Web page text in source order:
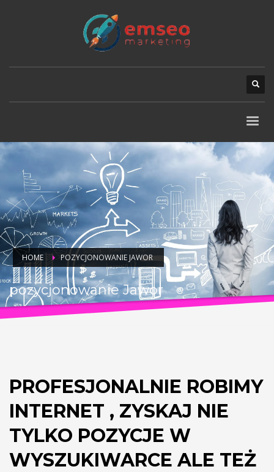
HOME POZYCJONOWANIE JAWOR
pozycjonowanie Jawor
PROFESJONALNIE ROBIMY
INTERNET , ZYSKAJ NIE
TYLKO POZYCJE W
WYSZUKIWARCE ALE TEŻ